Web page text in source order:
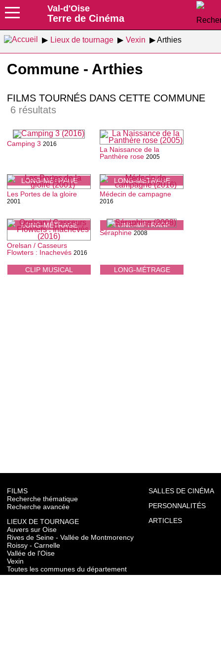
Val-d'Oise
Terre de Cinéma
Lieux de tournage Vexin Arthies
Commune - Arthies
FILMS TOURNÉS DANS CETTE COMMUNE
6 résultats
LONG-MÉTRAGE
Camping 3 2016
LONG-MÉTRAGE
La Naissance de la
Panthère rose 2005
LONG-MÉTRAGE
Les Portes de la gloire
2001
LONG-MÉTRAGE
Médecin de campagne
2016
CLIP MUSICAL
Orelsan / Casseurs
Flowters : Inachevés 2016
LONG-MÉTRAGE
Séraphine 2008
FILMS
Recherche thématique
Recherche avancée
LIEUX DE TOURNAGE
Auvers sur Oise
Rives de Seine - Vallée de Montmorency
Roissy - Carnelle
Vallée de l'Oise
Vexin
Toutes les communes du département
SALLES DE CINÉMA
PERSONNALITÉS
ARTICLES